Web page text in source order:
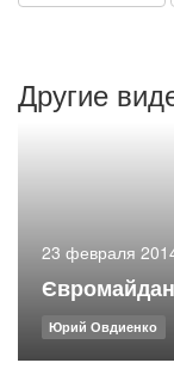
Другие
23 февраля
Юрий Овдиенко